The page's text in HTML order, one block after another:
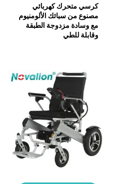
كرسي متحرك كهربائي
مصنوع من سبائك الألومنيوم
مع وسادة مزدوجة الطبقة
وقابلة للطي